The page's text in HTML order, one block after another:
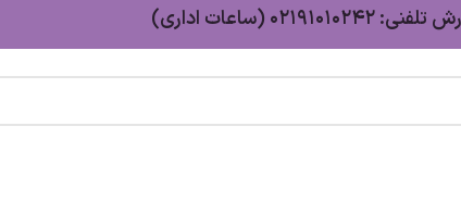
(ساعات اداری)